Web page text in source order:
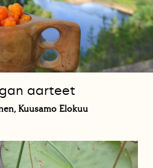
aarteet
Kuusamo Elokuu